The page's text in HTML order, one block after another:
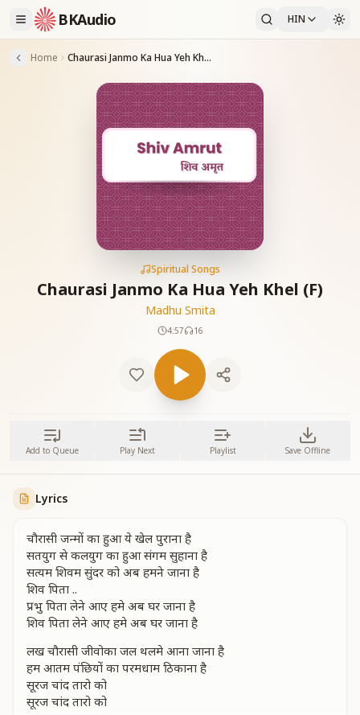
BKAudio HIN
Home Chaurasi Janmo Ka Hua Yeh Khel (F)
Spiritual Songs
Chaurasi Janmo Ka Hua Yeh Khel (F)
Madhu Smita
4:57 16
Add to Queue Play Next Playlist Save Offline
Lyrics
चौरासी जन्मों का हुआ ये खेल पुराना है
सतयुग से कलयुग का हुआ संगम सुहाना है
सत्यम शिवम सुंदर को अब हमने जाना है
शिव पिता ..
प्रभु पिता लेने आए हमे अब घर जाना है
शिव पिता लेने आए हमे अब घर जाना है
लख चौरासी जीवोका जल थलमे आना जाना है
हम आतम पंछियों का परमधाम ठिकाना है
सूरज चांद तारो को
सूरज चांद तारो को